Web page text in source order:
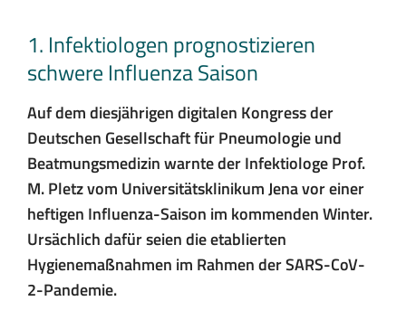
1. Infektiologen prognostizieren
schwere Influenza Saison
Auf dem diesjährigen digitalen Kongress der
Deutschen Gesellschaft für Pneumologie und
Beatmungsmedizin warnte der Infektiologe Prof.
M. Pletz vom Universitätsklinikum Jena vor einer
heftigen Influenza-Saison im kommenden Winter.
Ursächlich dafür seien die etablierten
Hygienemaßnahmen im Rahmen der SARS-CoV-
2-Pandemie.